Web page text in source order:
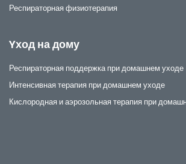
Респираторная физиотерапия
Yход на дому
Респираторная поддержка при домашнем уходе
Интенсивная терапия при домашнем уходе
Кислородная и аэрозольная терапия при